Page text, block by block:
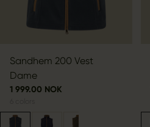
Sandhem 200 Vest
Dame
1 999.00 NOK